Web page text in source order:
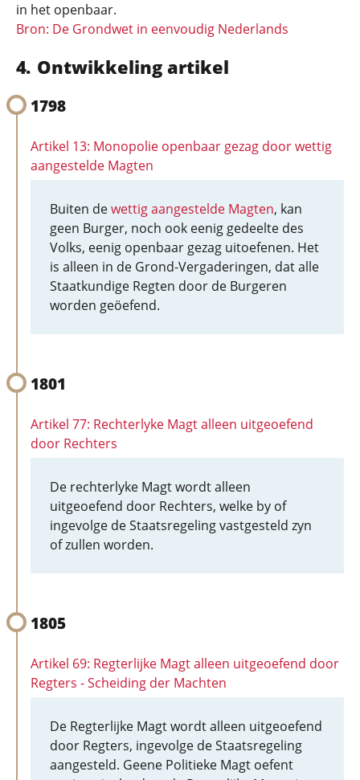
in het openbaar.
Bron: De Grondwet in eenvoudig Nederlands
Ontwikkeling artikel
1798
Artikel 13: Monopolie openbaar gezag door wettig
aangestelde Magten
Buiten dewettig aangestelde Magten, kan
geen Burger, noch ook eenig gedeelte des
Volks, eenig openbaar gezag uitoefenen. Het
is alleen in de Grond-Vergaderingen, dat alle
Staatkundige Regten door de Burgeren
worden geöefend.
1801
Artikel 77: Rechterlyke Magt alleen uitgeoefend
door Rechters
De rechterlyke Magt wordt alleen
uitgeoefend door Rechters, welke by of
ingevolge de Staatsregeling vastgesteld zyn
of zullen worden.
1805
Artikel 69: Regterlijke Magt alleen uitgeoefend door
Regters - Scheiding der Machten
De Regterlijke Magt wordt alleen uitgeoefend
door Regters, ingevolge de Staatsregeling
aangesteld. Geene Politieke Magt oefent